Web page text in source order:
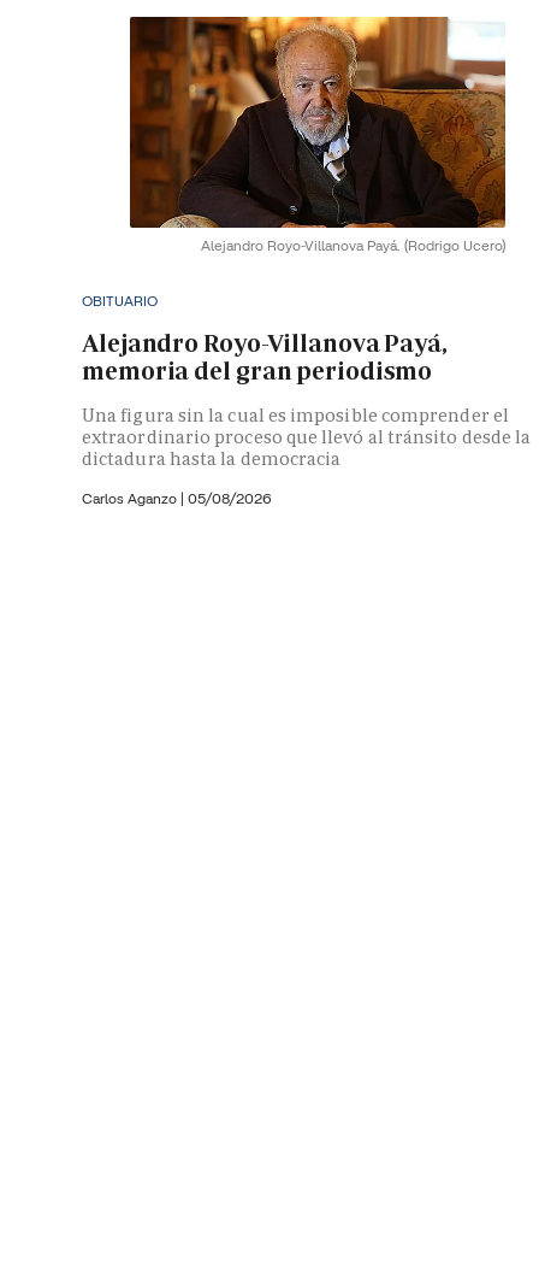
Alejandro Royo-Villanova Payá. (Rodrigo Ucero)
OBITUARIO
Alejandro Royo-Villanova Payá,
memoria del gran periodismo
Una figura sin la cual es imposible comprender el
extraordinario proceso que llevó al tránsito desde la
dictadura hasta la democracia
Carlos Aganzo | 05/08/2026